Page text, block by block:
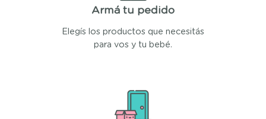
Armá tu pedido
Elegís los productos que necesitás
para vos y tu bebé.